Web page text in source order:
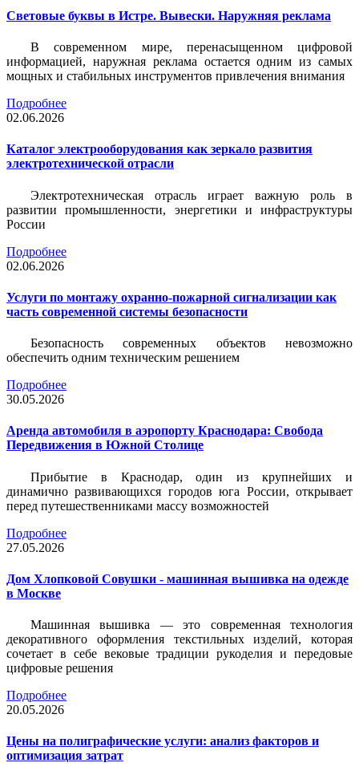
Световые буквы в Истре. Вывески. Наружняя реклама
В современном мире, перенасыщенном цифровой
информацией, наружная реклама остается одним из самых
мощных и стабильных инструментов привлечения внимания
Подробнее
02.06.2026
Каталог электрооборудования как зеркало развития
электротехнической отрасли
Электротехническая отрасль играет важную роль в
развитии промышленности, энергетики и инфраструктуры
России
Подробнее
02.06.2026
Услуги по монтажу охранно-пожарной сигнализации как
часть современной системы безопасности
Безопасность современных объектов невозможно
обеспечить одним техническим решением
Подробнее
30.05.2026
Аренда автомобиля в аэропорту Краснодара: Свобода
Передвижения в Южной Столице
Прибытие в Краснодар, один из крупнейших и
динамично развивающихся городов юга России, открывает
перед путешественниками массу возможностей
Подробнее
27.05.2026
Дом Хлопковой Совушки - машинная вышивка на одежде
в Москве
Машинная вышивка — это современная технология
декоративного оформления текстильных изделий, которая
сочетает в себе вековые традиции рукоделия и передовые
цифровые решения
Подробнее
20.05.2026
Цены на полиграфические услуги: анализ факторов и
оптимизация затрат